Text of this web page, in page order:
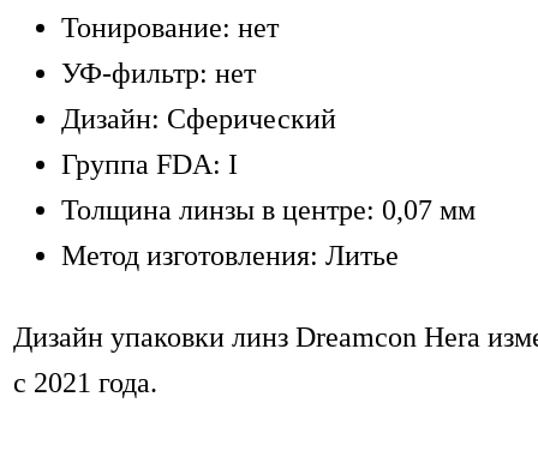
Тонирование: нет
УФ-фильтр: нет
Дизайн: Сферический
Группа FDA: I
Толщина линзы в центре: 0,07 мм
Метод изготовления: Литье
Дизайн упаковки линз Dreamcon Hera
с 2021 года.